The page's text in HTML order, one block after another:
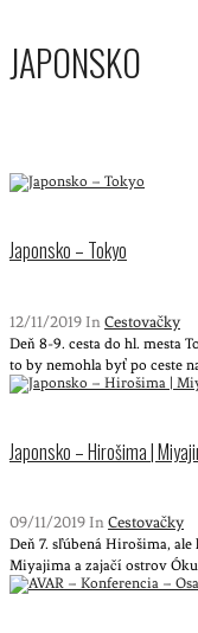
JAPONSKO
Japonsko – Tokyo
12/11/2019 In Cestovačky
Deň 8-9. cesta do hl. mesta
to by nemohla byť po ceste
Japonsko – Hirošima |
09/11/2019 In Cestovačky
Deň 7. sľúbená Hirošima,
Miyajima a zajačí ostrov